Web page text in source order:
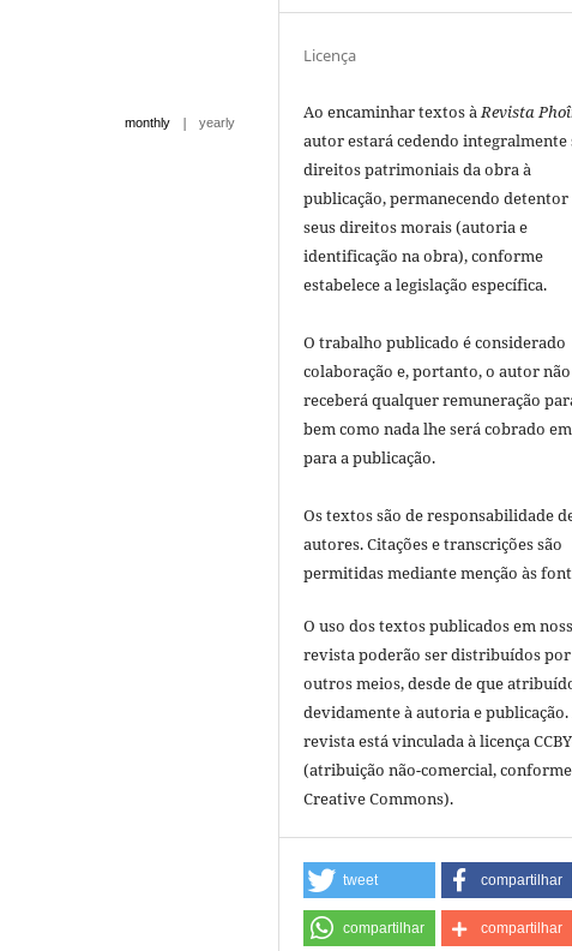
monthly | yearly
Licença
Ao encaminhar textos àRevista
autor estará cedendo integralmente
direitos patrimoniais da obra à
publicação, permanecendo detentor
seus direitos morais (autoria e
identificação na obra), conforme
estabelece a legislação especí­fica.
O trabalho publicado é considerado
colaboração e, portanto, o autor não
receberá qualquer remuneração
bem como nada lhe será cobrado
para a publicação.
Os textos são de responsabilidade
autores. Citações e transcrições são
permitidas mediante menção às
O uso dos textos publicados em
revista poderão ser distribuídos por
outros meios, desde de que
devidamente à autoria e publicação.
revista está vinculada à licença
(atribuição não-comercial,
Creative Commons).
tweet compartilhar
compartilhar compartilhar